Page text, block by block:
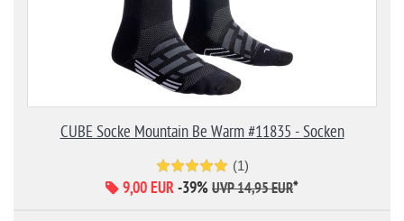
CUBE Socke Mountain Be Warm #11835 - Socken
(1)
9,00 EUR-39% UVP 14,95 EUR*